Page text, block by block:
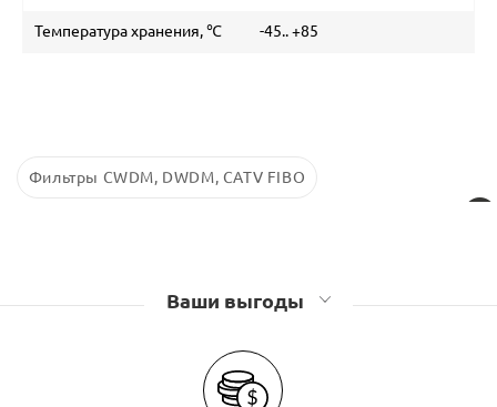
Температура хранения, ℃ -45.. +85
Фильтры CWDM, DWDM, CATV FIBO
Ваши выгоды